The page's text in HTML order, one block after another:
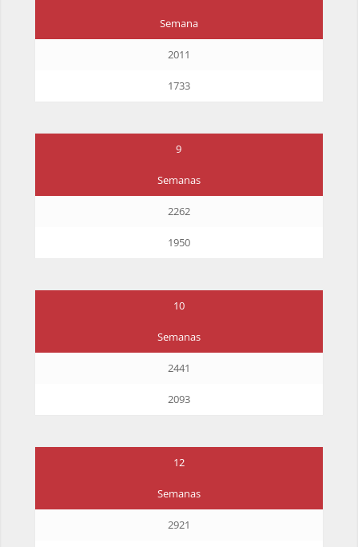
Semana
2011
1733
9
Semanas
2262
1950
10
Semanas
2441
2093
12
Semanas
2921